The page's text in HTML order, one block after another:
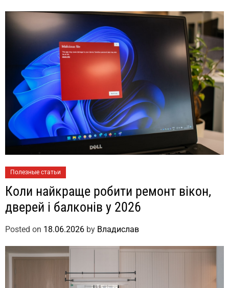
Полезные статьи
Коли найкраще робити ремонт вікон,
дверей і балконів у 2026
Posted on 18.06.2026 by Владислав